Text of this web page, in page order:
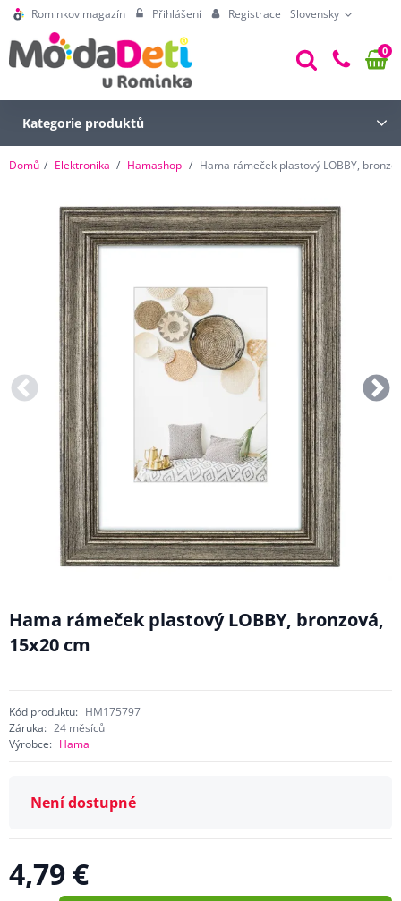
Rominkov magazín Přihlášení Registrace Slovensky
0
Kategorie produktů
Domů Elektronika Hamashop Hama rámeček plastový LOBBY,
Hama rámeček plastový LOBBY, bronzová,
15x20 cm
Kód produktu: HM175797
Záruka: 24 měsíců
Výrobce: Hama
Není dostupné
4,79 €